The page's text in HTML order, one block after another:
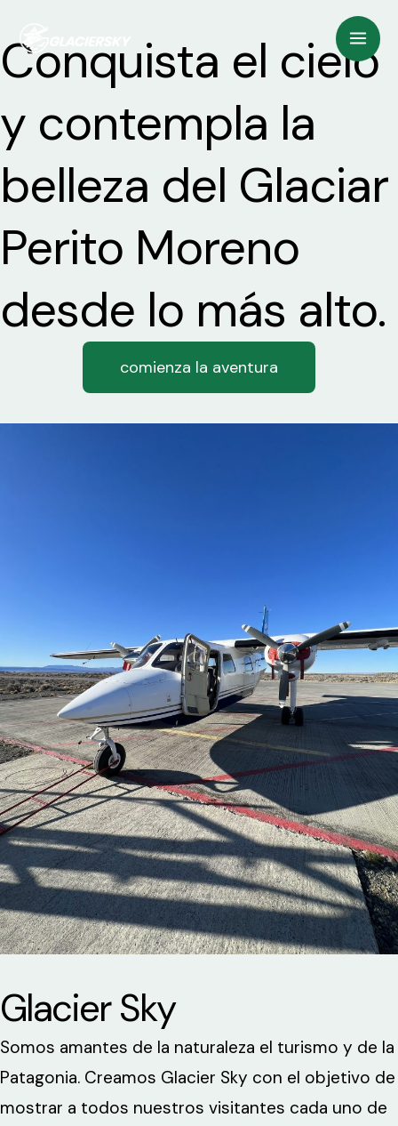
al
contenido
Conquista el cielo
y contempla la
belleza del Glaciar
Perito Moreno
desde lo más alto.
comienza la aventura
Glacier Sky
Somos amantes de la naturaleza el turismo y de la
Patagonia. Creamos Glacier Sky con el objetivo de
mostrar a todos nuestros visitantes cada uno de